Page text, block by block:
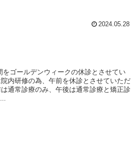
2024.05.28
ゴールデンウィークの休診とさせてい
内研修の為、午前を休診とさせていただ
通常診療のみ、午後は通常診療と矯正診
...